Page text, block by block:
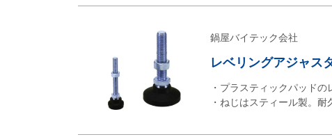
鍋屋バイテック会社
レベリングアジャス
・プラスティックパッドの
・ねじはスティール製。耐